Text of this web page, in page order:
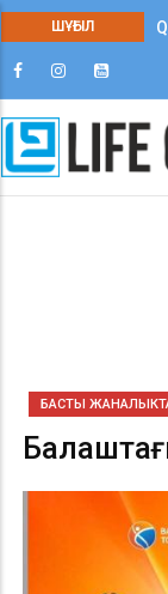
ШҰҒЫЛ
БАСТЫ